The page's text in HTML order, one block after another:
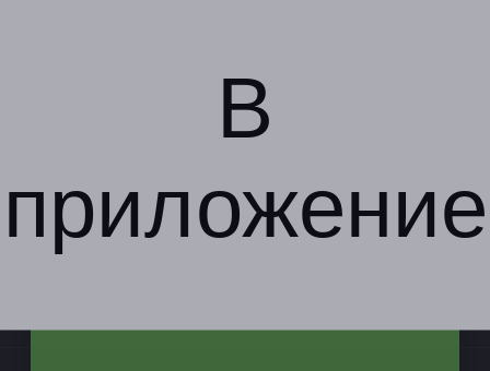
В
приложение